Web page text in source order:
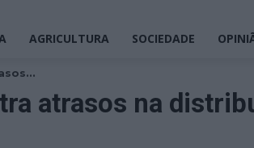
AGRICULTURA SOCIEDADE
atrasos na